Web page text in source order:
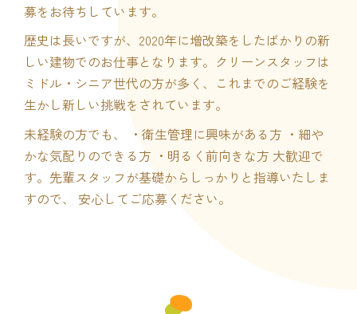
募をお待ちしています。
歴史は長いですが、2020年に増改築をしたばかりの新
しい建物でのお仕事となります。クリーンスタッフは
ミドル・シニア世代の方が多く、これまでのご経験を
生かし新しい挑戦をされています。
未経験の方でも、 ・衛生管理に興味がある方 ・細や
かな気配りのできる方 ・明るく前向きな方 大歓迎で
す。先輩スタッフが基礎からしっかりと指導いたしま
すので、 安心してご応募ください。